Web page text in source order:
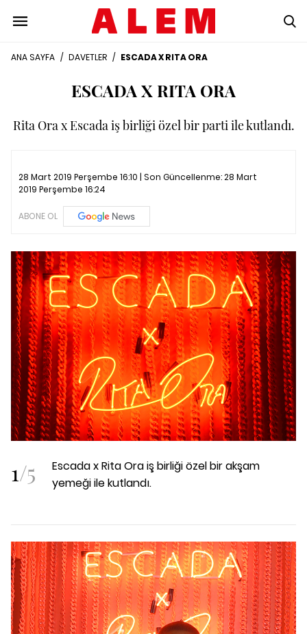
ANA SAYFA / DAVETLER / ESCADA X RITA ORA
ESCADA X RITA ORA
Rita Ora x Escada iş birliği özel bir parti ile kutlandı.
28 Mart 2019 Perşembe 16:10 | Son Güncellenme:28 Mart
2019 Perşembe 16:24
ABONE OL
1/5
Escada x Rita Ora iş birliği özel bir akşam
yemeği ile kutlandı.